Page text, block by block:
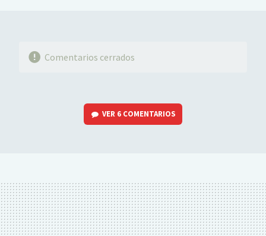
Comentarios cerrados
VER 6 COMENTARIOS